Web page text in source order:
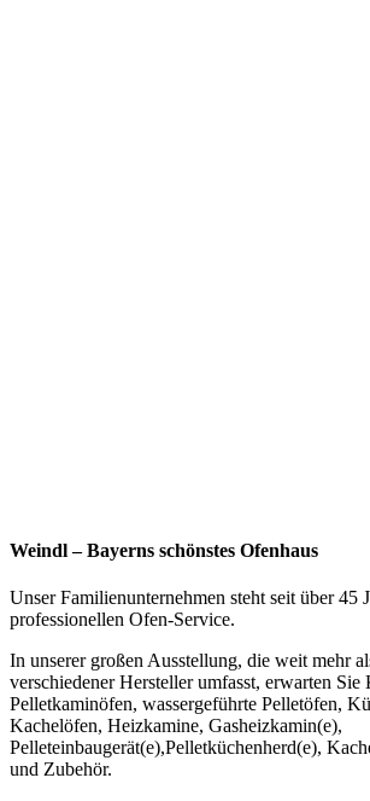
Weindl – Bayerns schönstes Ofenhaus
Unser Familienunternehmen steht seit über 45
professionellen Ofen-Service.
In unserer großen Ausstellung, die weit mehr
verschiedener Hersteller umfasst, erwarten
Pelletkaminöfen, wassergeführte Pelletöfen,
Kachelöfen, Heizkamine, Gasheizkamin(e),
Pelleteinbaugerät(e),Pelletküchenherd(e),
und Zubehör.